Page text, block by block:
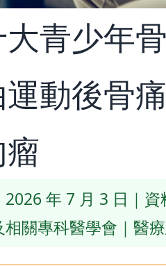
青少年
動後骨
2026 年 7 月 3 日｜
相關專科醫學會｜醫